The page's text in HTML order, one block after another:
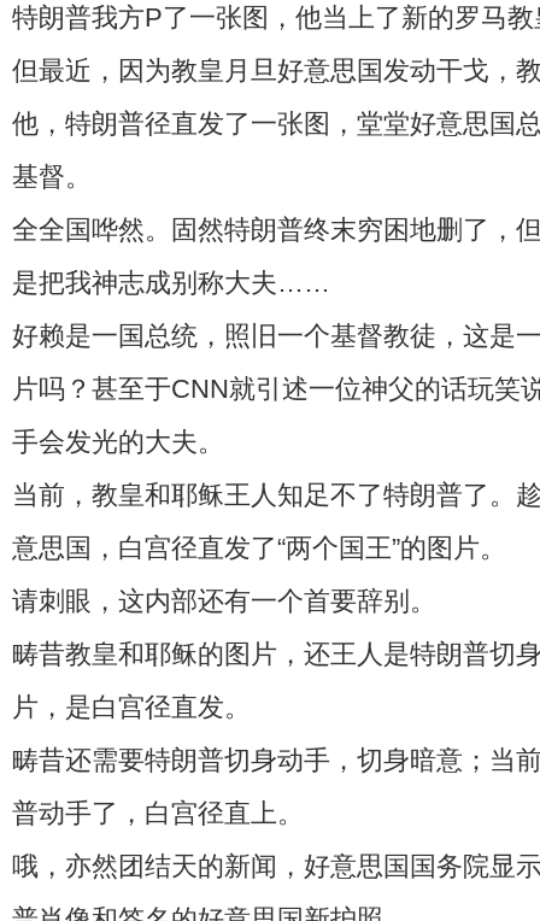
特朗普我方P了一张图，他当上了新的罗马
但最近，因为教皇月旦好意思国发动干戈，
他，特朗普径直发了一张图，堂堂好意思国
基督。
全全国哗然。固然特朗普终末穷困地删了，
是把我神志成别称大夫……
好赖是一国总统，照旧一个基督教徒，这是
片吗？甚至于CNN就引述一位神父的话玩笑
手会发光的大夫。
当前，教皇和耶稣王人知足不了特朗普了。
意思国，白宫径直发了“两个国王”的图片。
请刺眼，这内部还有一个首要辞别。
畴昔教皇和耶稣的图片，还王人是特朗普切
片，是白宫径直发。
畴昔还需要特朗普切身动手，切身暗意；当
普动手了，白宫径直上。
哦，亦然团结天的新闻，好意思国国务院显